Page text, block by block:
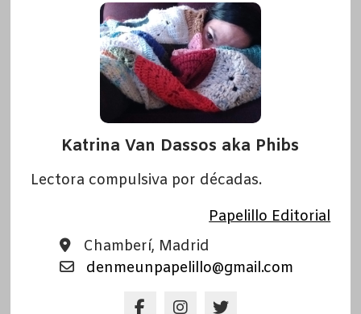
Katrina Van Dassos aka Phibs
Lectora compulsiva por décadas.
Papelillo Editorial
Chamberí, Madrid
denmeunpapelillo@gmail.com